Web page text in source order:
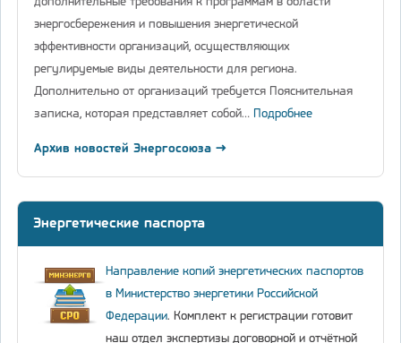
энергосбережения и повышения энергетической
эффективности организаций, осуществляющих
регулируемые виды деятельности для региона.
Дополнительно от организаций требуется Пояснительная
записка, которая представляет собой… Подробнее
Архив новостей Энергосоюза →
Энергетические паспорта
Направление копий энергетических паспортов
в Министерство энергетики Российской
Федерации. Комплект к регистрации готовит
наш отдел экспертизы договорной и отчётной